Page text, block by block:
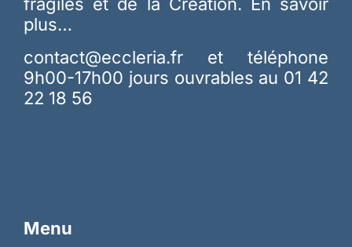
plus…
contact@eccleria.fr et téléphone
9h00-17h00 jours ouvrables au 01 42
22 18 56
Menu